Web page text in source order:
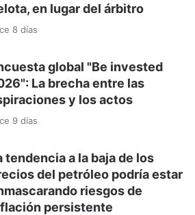
en lugar del árbitro
8 días
global "Be invested
La brecha entre las
y los actos
9 días
tendencia a la baja de los
del petróleo podría estar
riesgos de
persistente